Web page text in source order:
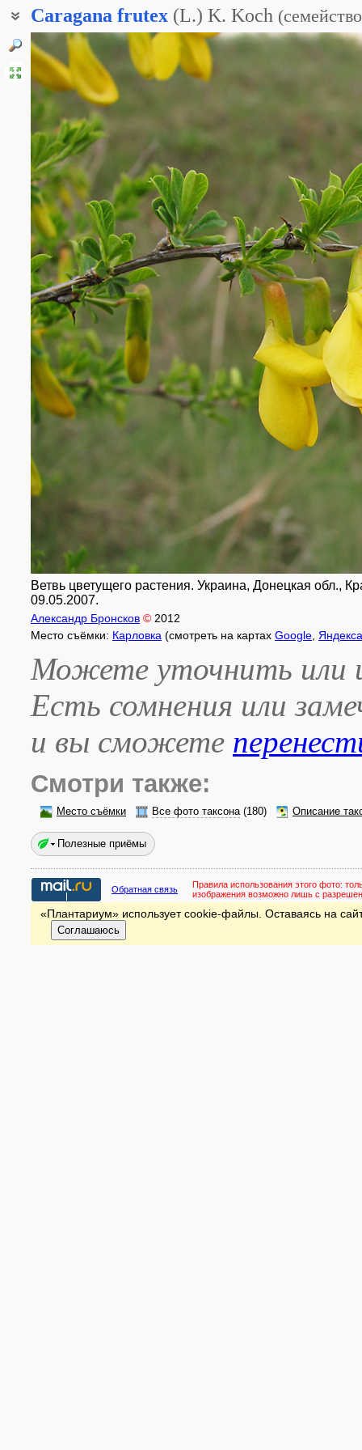
Caragana frutex (L.) K. Koch (семейство
Карагана кустарник
Караганник кустарниковый
Ветвь цветущего растения. Украина, Донецкая обл.,
09.05.2007.
Александр Бронсков © 2012
Место съёмки: Карловка (смотреть на картах Google Яндекса
Можете уточнить или
Есть сомнения или
и вы сможете
Смотри также:
Место съёмки Все фото таксона(180) Описание
Полезные приёмы
Обратная связь Правила использования этого фото:
изображения возможно лишь с
«Плантариум» использует cookie-файлы. Оставаясь на
Соглашаюсь